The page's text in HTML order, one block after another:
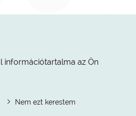
információtartalma az Ön
Nem ezt kerestem